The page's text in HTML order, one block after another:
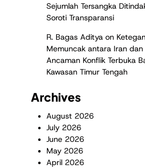
Sejumlah Tersangka
Soroti Transparansi
R. Bagas Aditya on
Memuncak antara Iran dan
Ancaman Konflik Terbuka
Kawasan Timur Tengah
Archives
August 2026
July 2026
June 2026
May 2026
April 2026